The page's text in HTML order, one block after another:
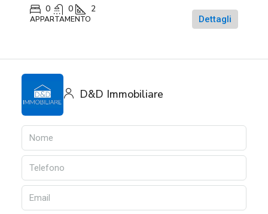
0 0 2
APPARTAMENTO Dettagli
D&D Immobiliare